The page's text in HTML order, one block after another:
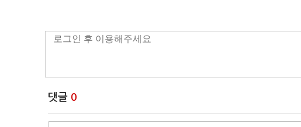
댓글 0